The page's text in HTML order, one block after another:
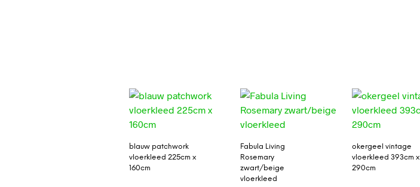
blauw patchwork
vloerkleed 225cm x
160cm
Fabula Living
Rosemary
zwart/beige
vloerkleed
okergeel vintage
vloerkleed 393cm x
290cm